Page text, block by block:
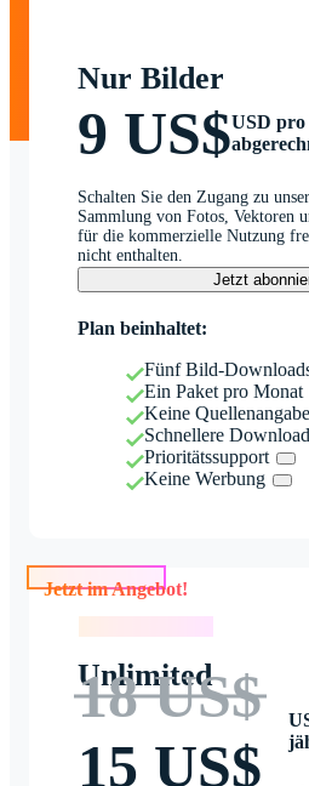
Nur Bilder
9 US$USD
Schalten Sie den Zugang zu
Sammlung von Fotos, Vektoren
für die kommerzielle Nutzung
nicht enthalten.
Jetzt
Plan beinhaltet:
Fünf Bild-
Ein Paket pro Monat
Keine
Schnellere
Prioritätssupport
Keine Werbung
Jetzt im Angebot!
Unlimited
18 US$
15 US$